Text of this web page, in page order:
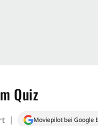
Quiz
Moviepilot bei Google